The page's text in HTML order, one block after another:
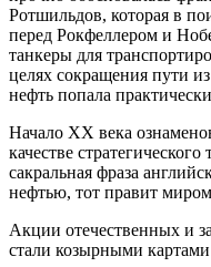
Ротшильдов, которая в
перед Рокфеллером и
танкеры для
целях сокращения пути
нефть попала
Начало ХХ века
качестве
сакральная фраза
нефтью, тот правит
Акции отечественных и
стали козырными